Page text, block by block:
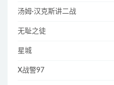
汤姆·汉克斯讲二战
无耻之徒
星城
X战警97